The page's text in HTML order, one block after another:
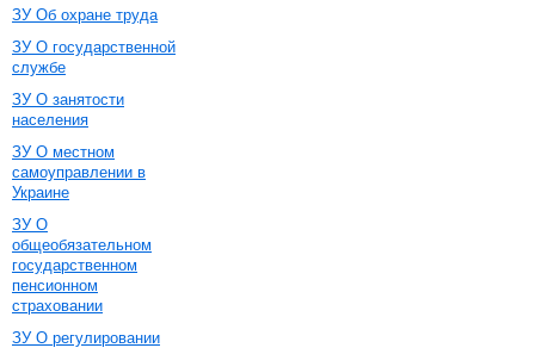
ЗУ Об охране труда
ЗУ О государственной
службе
ЗУ О занятости
населения
ЗУ О местном
самоуправлении в
Украине
ЗУ О
общеобязательном
государственном
пенсионном
страховании
ЗУ О регулировании